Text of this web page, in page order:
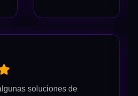
soluciones de